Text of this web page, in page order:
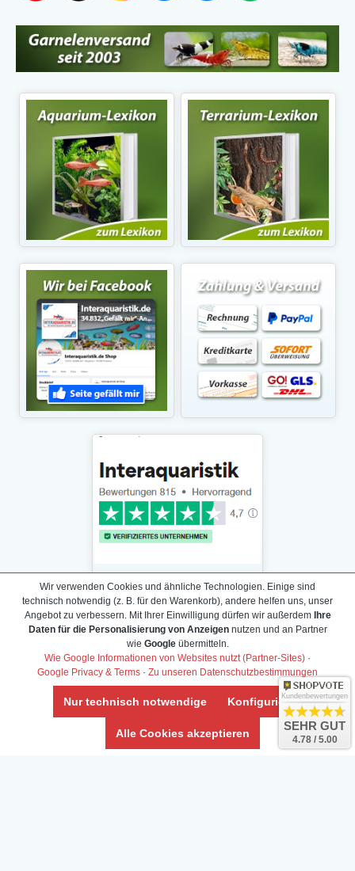
Daten­schutz­erklärung
Widerrufs­recht /Widerrufs­formular
AGB & Info
Impressum
Umwelt und Entsorgung
Vertrag widerrufen
Wir verwenden Cookies und ähnliche Technologien. Einige sind
technisch notwendig (z. B. für den Warenkorb), andere helfen uns, unser
Angebot zu verbessern. Mit Ihrer Einwilligung dürfen wir außerdem Ihre
Daten für die Personalisierung von Anzeigennutzen und an Partner
wie Googleübermitteln.
Wie Google Informationen von Websites nutzt (Partner-Sites) ·
Google Privacy & Terms · Zu unseren Datenschutzbestimmungen
Nur technisch notwendige Konfigurieren
Alle Cookies akzeptieren
Kundenbewertungen
SEHR GUT
4.78 / 5.00